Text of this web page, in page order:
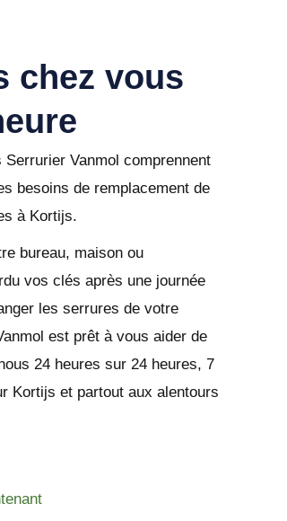
chez vous
Vanmol comprennent
besoins de remplacement de
à Kortijs.
bureau, maison ou
vos clés après une journée
les serrures de votre
est prêt à vous aider de
24 heures sur 24 heures, 7
Kortijs et partout aux alentours